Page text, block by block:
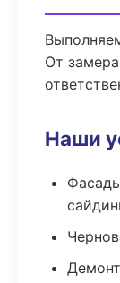
От
Наши